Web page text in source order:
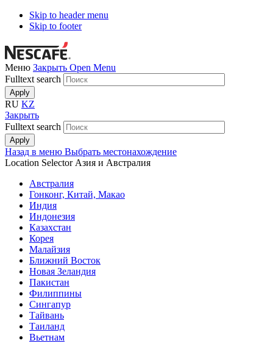
Skip to header menu
Skip to footer
Меню Закрыть Open Menu
Fulltext search
RU KZ
Закрыть
Fulltext search
Назад в меню Выбрать местонахождение
Location Selector Азия и Австралия
Австралия
Гонконг, Китай, Макао
Индия
Индонезия
Казахстан
Корея
Малайзия
Ближний Восток
Новая Зеландия
Пакистан
Филиппины
Сингапур
Тайвань
Таиланд
Вьетнам